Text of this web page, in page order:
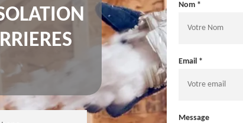
Nom *
Email *
Message